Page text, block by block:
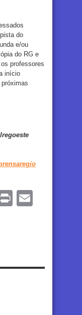
do
e/ou
do RG e
professores
início
Print